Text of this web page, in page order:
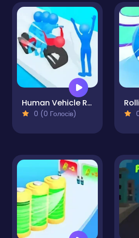
Human Vehicle Run
0 (0 Голосів)